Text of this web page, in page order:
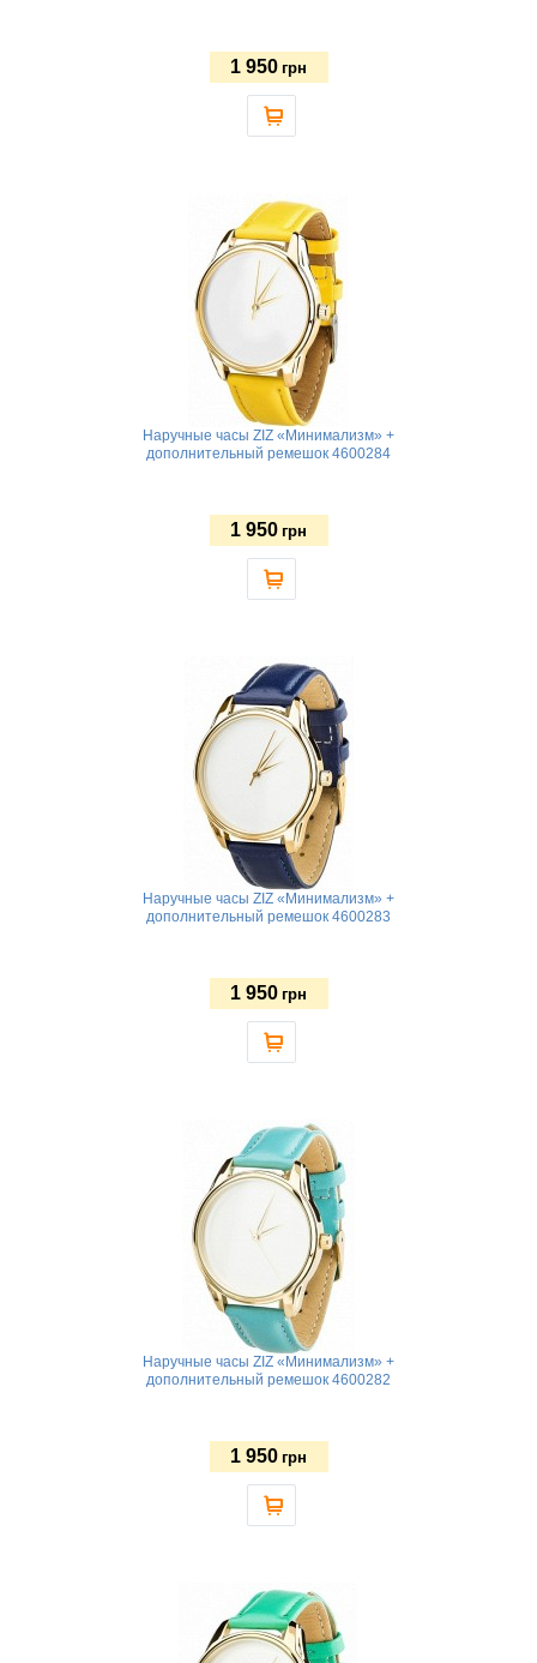
1 950 грн
Наручные часы ZIZ «Минимализм» +
дополнительный ремешок 4600284
1 950 грн
Наручные часы ZIZ «Минимализм» +
дополнительный ремешок 4600283
1 950 грн
Наручные часы ZIZ «Минимализм» +
дополнительный ремешок 4600282
1 950 грн